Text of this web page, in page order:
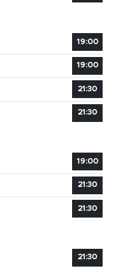
19:00
19:00
21:30
21:30
19:00
21:30
21:30
21:30